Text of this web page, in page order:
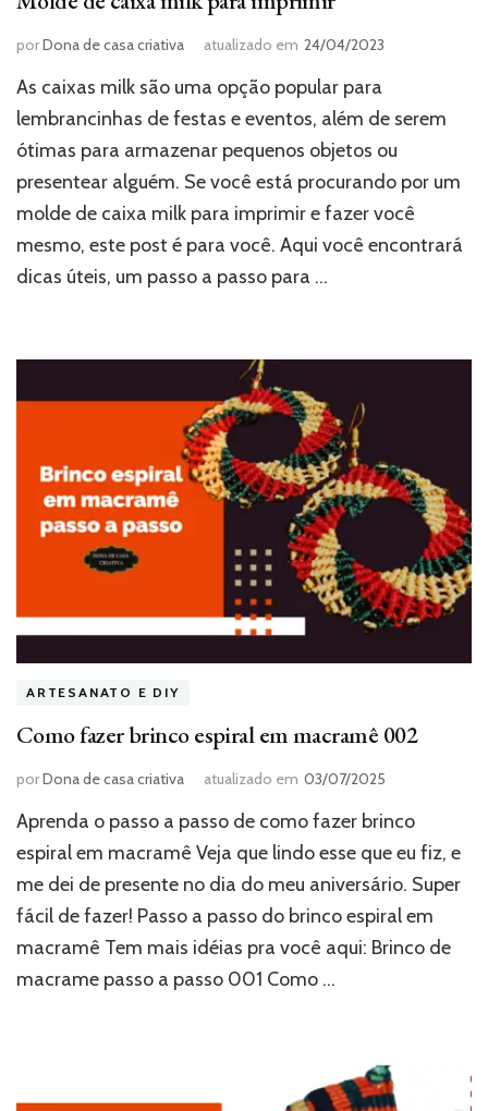
porDona de casa criativa atualizado em 24/04/2023
As caixas milk são uma opção popular para
lembrancinhas de festas e eventos, além de serem
ótimas para armazenar pequenos objetos ou
presentear alguém. Se você está procurando por um
molde de caixa milk para imprimir e fazer você
mesmo, este post é para você. Aqui você encontrará
dicas úteis, um passo a passo para …
ARTESANATO E DIY
Como fazer brinco espiral em macramê 002
porDona de casa criativa atualizado em 03/07/2025
Aprenda o passo a passo de como fazer brinco
espiral em macramê Veja que lindo esse que eu fiz, e
me dei de presente no dia do meu aniversário. Super
fácil de fazer! Passo a passo do brinco espiral em
macramê Tem mais idéias pra você aqui: Brinco de
macrame passo a passo 001 Como …